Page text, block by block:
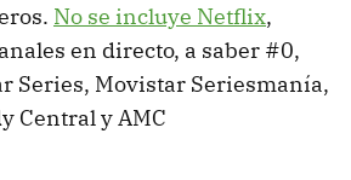
No se incluye Netflix,
en directo, a saber #0,
Series, Movistar Seriesmanía,
Central y AMC